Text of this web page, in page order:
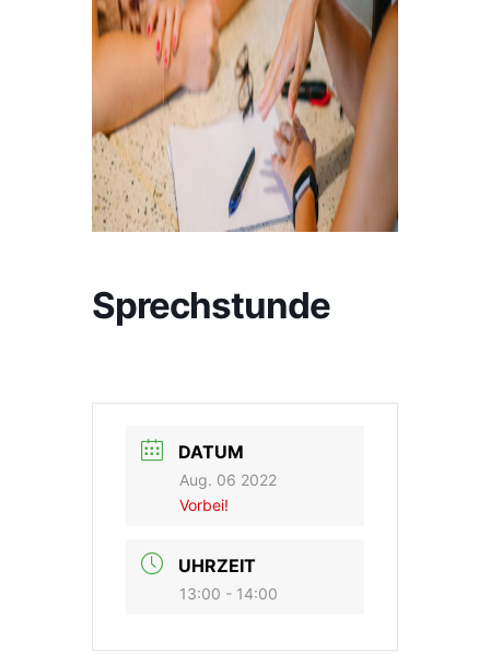
Sprechstunde
DATUM
Aug. 06 2022
Vorbei!
UHRZEIT
13:00 - 14:00